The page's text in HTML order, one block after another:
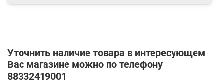
Уточнить наличие товара в интересующем
Вас магазине можно по телефону
88332419001